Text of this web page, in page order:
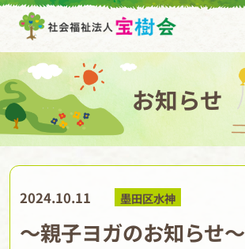
お知らせ
2024.10.11 墨田区水神
～親子ヨガのお知らせ～